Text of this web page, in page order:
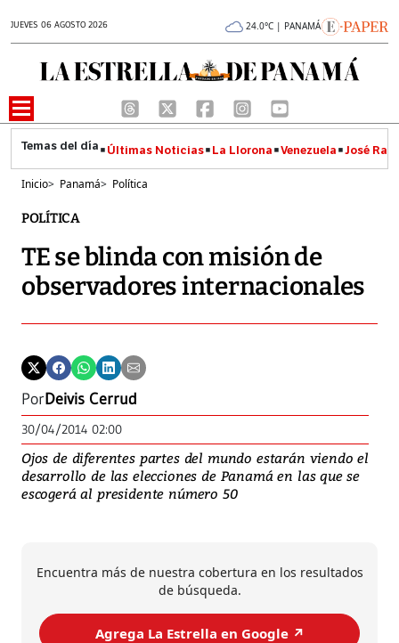
JUEVES 06 AGOSTO 2026 24.0°C | PANAMÁ
Últimas Noticias La Llorona Venezuela José
Inicio> Panamá> Política
POLÍTICA
TE se blinda con misión de
observadores internacionales
PorDeivis Cerrud
30/04/2014 02:00
Ojos de diferentes partes del mundo estarán viendo el
desarrollo de las elecciones de Panamá en las que se
escogerá al presidente número 50
Encuentra más de nuestra cobertura en los resultados
de búsqueda.
Agrega La Estrella en Google ↗️